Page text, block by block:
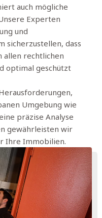
auch mögliche
Experten
und
sicherzustellen, dass
allen rechtlichen
optimal geschützt
Umgebung wie
präzise Analyse
gewährleisten wir
Ihre Immobilien.